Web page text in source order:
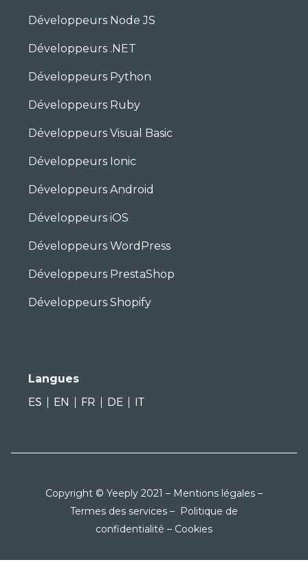
Développeurs Node JS
Développeurs .NET
Développeurs Python
Développeurs Ruby
Développeurs Visual Basic
Développeurs Ionic
Développeurs Android
Développeurs iOS
Développeurs WordPress
Développeurs PrestaShop
Développeurs Shopify
Langues
ES
EN FR DE IT
Copyright © Yeeply 2021 – Mentions légales –
Termes des services – Politique de
confidentialité – Cookies